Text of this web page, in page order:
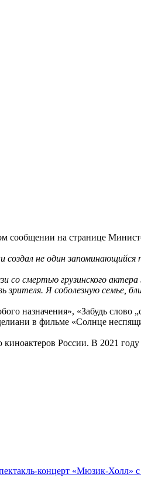
сообщении на странице
не один запоминающийся
со смертью грузинского
Я соболезную семье,
назначения», «Забудь слово
в фильме «Солнце
России. В 2021
концерт «Мюзик-Холл»